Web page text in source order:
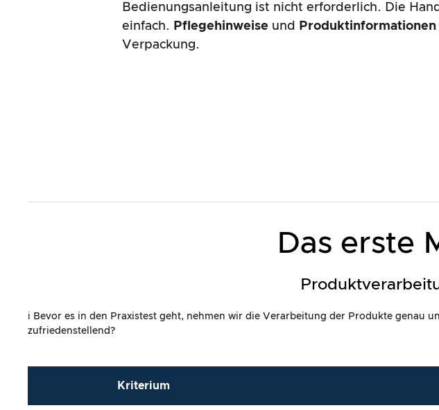
Bedienungsanleitung ist nicht erforderlich. Die
einfach.
Pflegehinweise und Produktinformationen
Verpackung.
Das erste
ℹ️ Bevor es in den Praxistest geht, nehmen wir die Verarbeitung der Produkte genau
zufriedenstellend?
Kriterium